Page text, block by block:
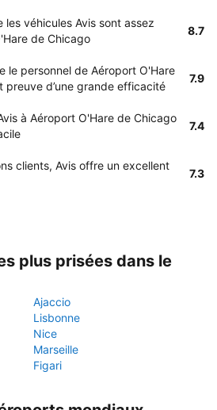
les véhicules Avis sont assez
de Chicago
8.7
le personnel de Aéroport O'Hare
preuve d’une grande efficacité
7.9
à Aéroport O'Hare de Chicago
7.4
clients, Avis offre un excellent
7.3
plus prisées dans le
Ajaccio
Lisbonne
Nice
Marseille
Figari